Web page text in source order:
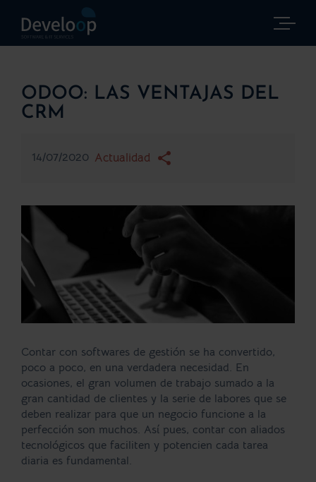
ODOO: LAS VENTAJAS DEL
CRM
14/07/2020 Actualidad
imagen
más
grande
Contar con softwares de gestión se ha convertido,
poco a poco, en una verdadera necesidad. En
ocasiones, el gran volumen de trabajo sumado a la
gran cantidad de clientes y la serie de labores que se
deben realizar para que un negocio funcione a la
perfección son muchos. Así pues, contar con aliados
tecnológicos que faciliten y potencien cada tarea
diaria es fundamental.